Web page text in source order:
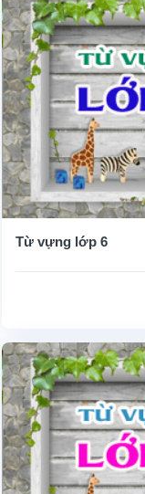
Từ vựng lớp 6